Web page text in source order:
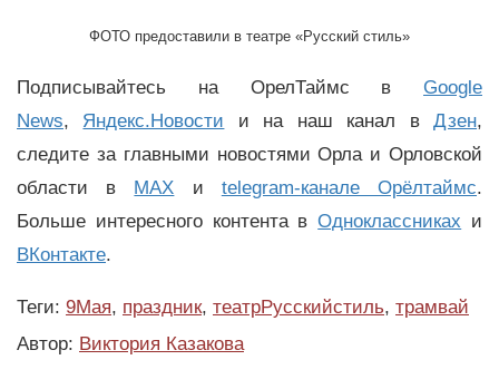
ФОТО предоставили в театре «Русский стиль»
Подписывайтесь на ОрелТаймс в Google
News, Яндекс.Новости и на наш канал вДзен,
следите за главными новостями Орла и Орловской
области в MAX и telegram-канале Орёлтаймс.
Больше интересного контента вОдноклассниках и
ВКонтакте.
Теги: 9Мая, праздник, театрРусскийстиль, трамвай
Автор: Виктория Казакова